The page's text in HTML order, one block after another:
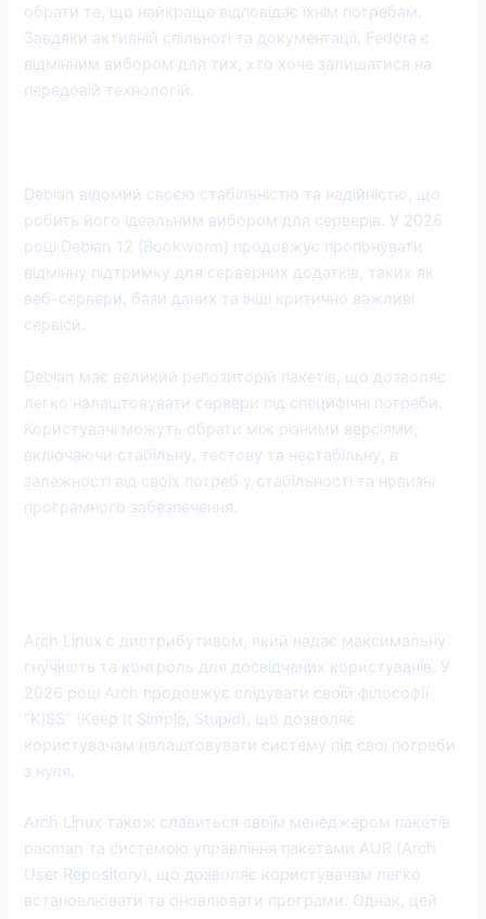
обрати те, що найкраще відповідає їхнім потребам.
Завдяки активній спільноті та документації, Fedora є
відмінним вибором для тих, хто хоче залишатися на
передовій технологій.
Debian відомий своєю стабільністю та надійністю, що
робить його ідеальним вибором для серверів. У 2026
році Debian 12 (Bookworm) продовжує пропонувати
відмінну підтримку для серверних додатків, таких як
веб-сервери, бази даних та інші критично важливі
сервіси.
Debian має великий репозиторій пакетів, що дозволяє
легко налаштовувати сервери під специфічні потреби.
Користувачі можуть обрати між різними версіями,
включаючи стабільну, тестову та нестабільну, в
залежності від своїх потреб у стабільності та новизні
програмного забезпечення.
Arch Linux є дистрибутивом, який надає максимальну
гнучкість та контроль для досвідчених користувачів. У
2026 році Arch продовжує слідувати своїй філософії
“KISS” (Keep It Simple, Stupid), що дозволяє
користувачам налаштовувати систему під свої потреби
з нуля.
Arch Linux також славиться своїм менеджером пакетів
pacman та системою управління пакетами AUR (Arch
User Repository), що дозволяє користувачам легко
встановлювати та оновлювати програми. Однак, цей